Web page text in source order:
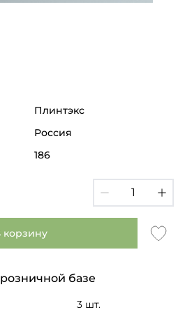
Плинтэкс
Россия
186
корзину
базе
3 шт.